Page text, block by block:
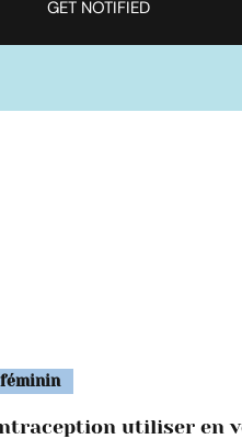
féminin
utiliser en